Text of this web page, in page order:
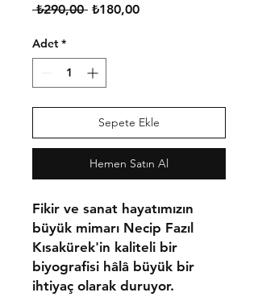
₺290,00 Normal
₺180,00İndirimli
Adet *
Sepete Ekle
Hemen Satın Al
Fikir ve sanat hayatımızın
büyük mimarı Necip Fazıl
Kısakürek'in kaliteli bir
biyografisi hâlâ büyük bir
ihtiyaç olarak duruyor.